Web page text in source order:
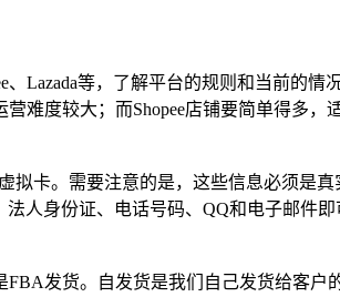
Lazada等，了解平台的规则和当前的情
难度较大；而Shopee店铺要简单得多，
拟卡。需要注意的是，这些信息必须是真
人身份证、电话号码、QQ和电子邮件
发货。自发货是我们自己发货给客户